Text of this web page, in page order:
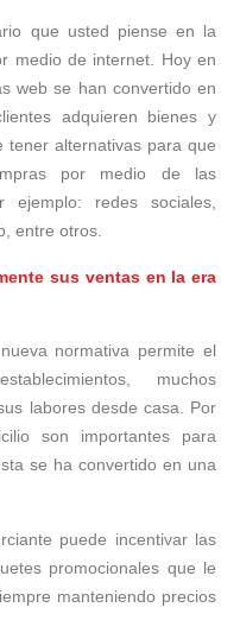
que usted piense en la
medio de internet. Hoy en
web se han convertido en
adquieren bienes y
tener alternativas para que
por medio de las
ejemplo: redes sociales,
entre otros.
sus ventas en la era
normativa permite el
muchos
labores desde casa. Por
son importantes para
se ha convertido en una
puede incentivar las
promocionales que le
manteniendo precios